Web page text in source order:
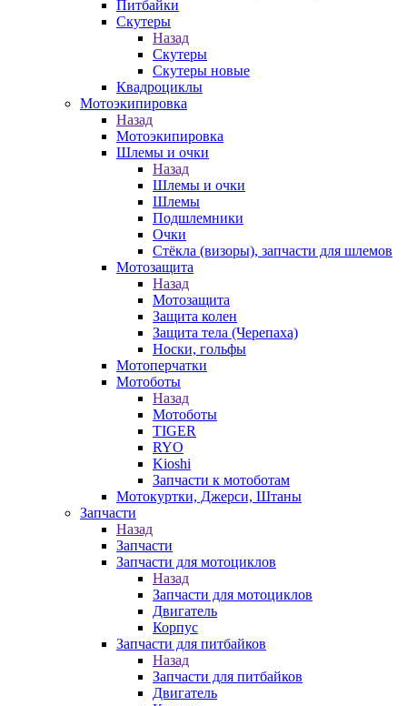
Питбайки
Скутеры
Назад
Скутеры
Скутеры новые
Квадроциклы
Мотоэкипировка
Назад
Мотоэкипировка
Шлемы и очки
Назад
Шлемы и очки
Шлемы
Подшлемники
Очки
Стёкла (визоры), запчасти для шлемов
Мотозащита
Назад
Мотозащита
Защита колен
Защита тела (Черепаха)
Носки, гольфы
Мотоперчатки
Мотоботы
Назад
Мотоботы
TIGER
RYO
Kioshi
Запчасти к мотоботам
Мотокуртки, Джерси, Штаны
Запчасти
Назад
Запчасти
Запчасти для мотоциклов
Назад
Запчасти для мотоциклов
Двигатель
Корпус
Запчасти для питбайков
Назад
Запчасти для питбайков
Двигатель